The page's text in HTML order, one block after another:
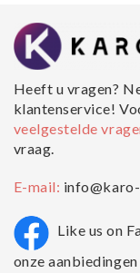
Heeft u vragen?
klantenservice!
veelgestelde
vraag.
E-mail:
Like us on
onze